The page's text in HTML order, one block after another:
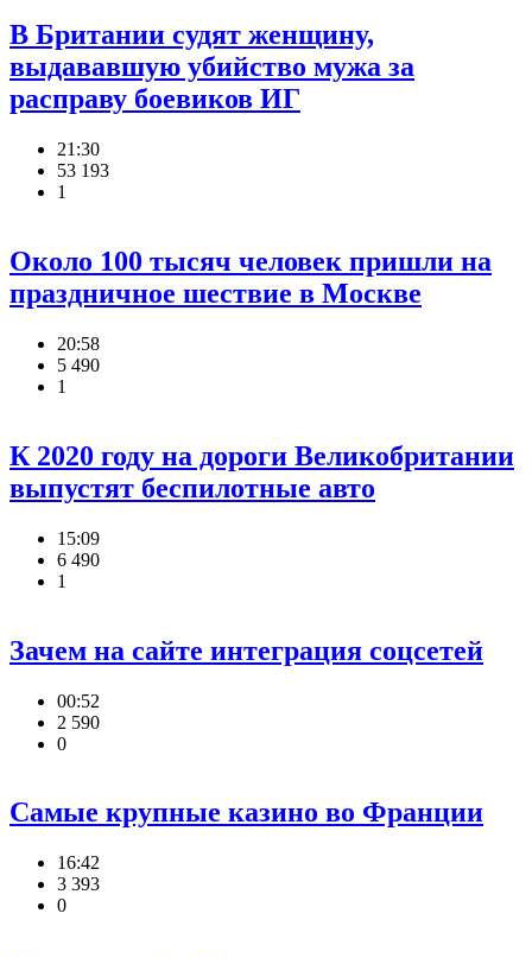
В Британии судят женщину,
выдававшую убийство мужа за
расправу боевиков ИГ
21:30
53 193
1
Около 100 тысяч человек пришли на
праздничное шествие в Москве
20:58
5 490
1
К 2020 году на дороги Великобритании
выпустят беспилотные авто
15:09
6 490
1
Зачем на сайте интеграция соцсетей
00:52
2 590
0
Самые крупные казино во Франции
16:42
3 393
0